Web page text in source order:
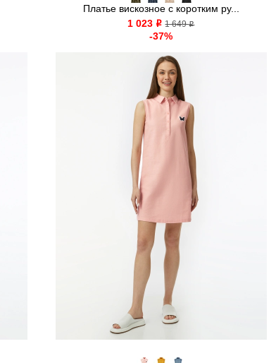
Платье вискозное с коротким ру...
1 023 o 1 649o
-37%